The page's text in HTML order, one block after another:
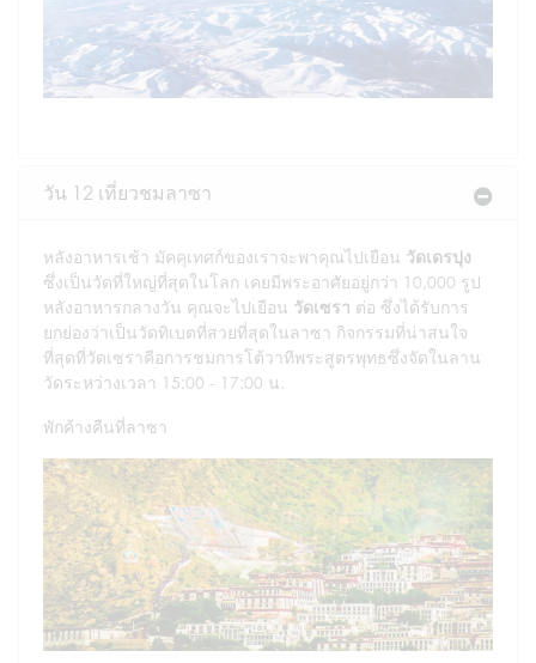
วัน 12 เที่ยวชมลาซา
หลังอาหารเช้า มัคคุเทศก์ของเราจะพาคุณไปเยือน วัดเดรปุง
ซึ่งเป็นวัดที่ใหญ่ที่สุดในโลก เคยมีพระอาศัยอยู่กว่า 10,000 รูป
หลังอาหารกลางวัน คุณจะไปเยือน วัดเซรา ต่อ ซึ่งได้รับการ
ยกย่องว่าเป็นวัดทิเบตที่สวยที่สุดในลาซา กิจกรรมที่น่าสนใจ
ที่สุดที่วัดเซราคือการชมการโต้วาทีพระสูตรพุทธซึ่งจัดในลาน
วัดระหว่างเวลา 15:00 - 17:00 น.
พักค้างคืนที่ลาซา